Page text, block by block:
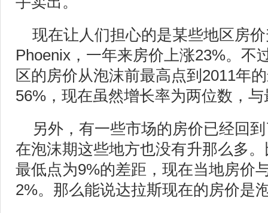
现在让人们担心的是某些地区房
Phoenix，一年来房价上涨23%。不
区的房价从泡沫前最高点到2011年
56%，现在虽然增长率为两位数，
另外，有一些市场的房价已经回
在泡沫期这些地方也没有升那么多
最低点为9%的差距，现在当地房价
2%。那么能说达拉斯现在的房价是